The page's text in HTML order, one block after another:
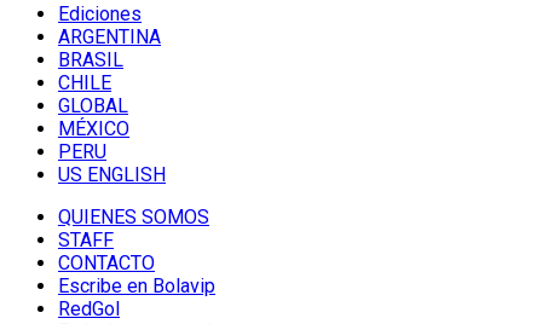
Ediciones
ARGENTINA
BRASIL
CHILE
GLOBAL
MÉXICO
PERU
US ENGLISH
QUIENES SOMOS
STAFF
CONTACTO
Escribe en Bolavip
RedGol